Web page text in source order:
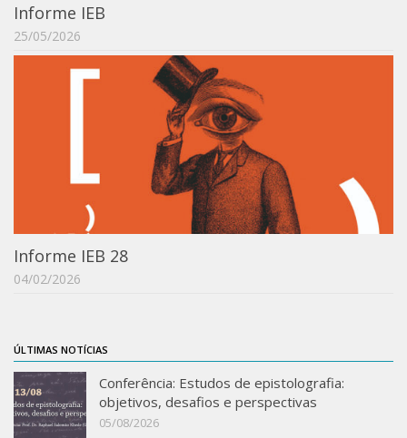
Informe IEB
25/05/2026
Informe IEB 28
04/02/2026
ÚLTIMAS NOTÍCIAS
Conferência: Estudos de epistolografia:
objetivos, desafios e perspectivas
05/08/2026